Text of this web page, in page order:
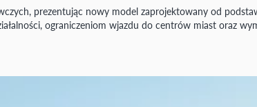
prezentując nowy model zaprojektowany od
ograniczeniom wjazdu do centrów miast oraz